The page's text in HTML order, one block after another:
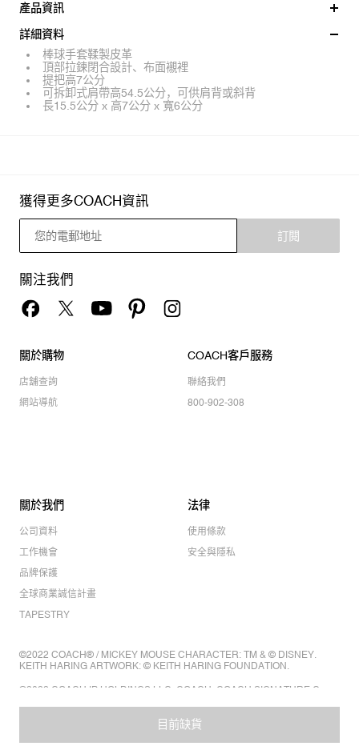
產品資訊
詳細資料
棒球手套鞣製皮革
頂部拉鍊閉合設計、布面襯裡
提把高7公分
可拆卸式肩帶高54.5公分，可供肩背或斜背
長15.5公分 x 高7公分 x 寬6公分
目前缺貨
獲得更多COACH資訊
訂閱
關注我們
關於購物
店舖查詢
網站導航
COACH客戶服務
聯絡我們
800-902-308
關於我們
公司資料
工作機會
品牌保護
全球商業誠信計畫
TAPESTRY
法律
使用條款
安全與隱私
©2022 COACH® / MICKEY MOUSE CHARACTER: TM & © DISNEY.
KEITH HARING ARTWORK: © KEITH HARING FOUNDATION.
©2022 COACH IP HOLDINGS LLC. COACH, COACH SIGNATURE C